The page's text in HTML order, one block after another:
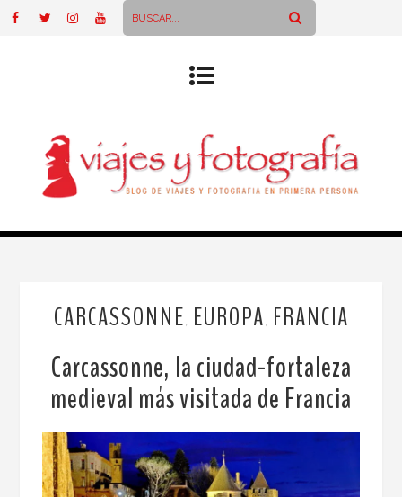
CARCASSONNE EUROPA FRANCIA
Carcassonne, la ciudad-fortaleza
medieval más visitada de Francia